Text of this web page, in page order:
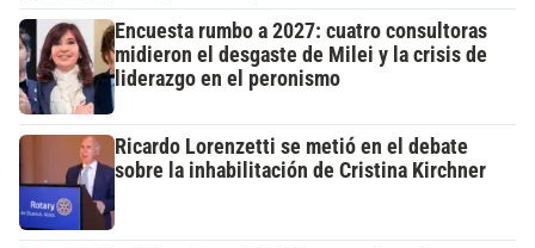
Encuesta rumbo a 2027: cuatro consultoras
midieron el desgaste de Milei y la crisis de
liderazgo en el peronismo
Ricardo Lorenzetti se metió en el debate
sobre la inhabilitación de Cristina Kirchner